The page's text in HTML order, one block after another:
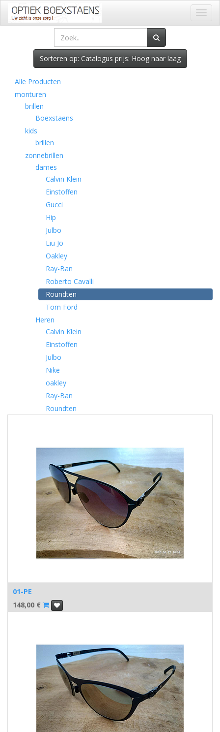
Sorteren op: Catalogus prijs: Hoog naar laag
Alle Producten
monturen
brillen
Boexstaens
kids
brillen
zonnebrillen
dames
Calvin Klein
Einstoffen
Gucci
Hip
Julbo
Liu Jo
Oakley
Ray-Ban
Roberto Cavalli
Roundten
Tom Ford
Heren
Calvin Klein
Einstoffen
Julbo
Nike
oakley
Ray-Ban
Roundten
01-PE
148,00 €